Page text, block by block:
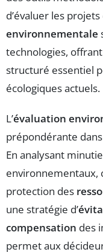
d’évaluer les
environnementale
technologies,
structuré essentiel
écologiques actuels.
L’évaluation
prépondérante
En analysant
environnementaux,
protection des
une stratégie d’
compensation des
permet aux